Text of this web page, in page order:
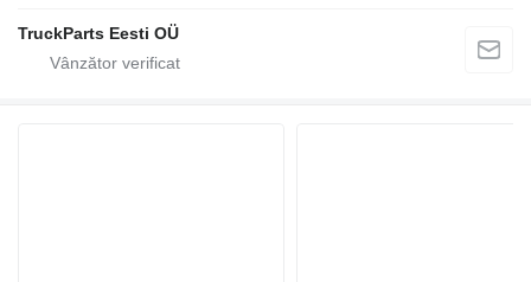
TruckParts Eesti OÜ